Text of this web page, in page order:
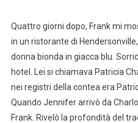
Quattro giorni dopo, Frank mi
in un ristorante di
donna bionda in giacca blu.
hotel. Lei si chiamava Patricia
nei registri della contea era
Quando Jennifer arrivò da
Frank. Rivelò la profondità del